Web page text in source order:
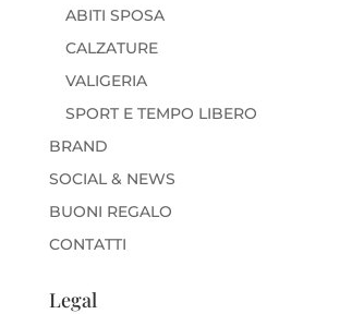
ABITI SPOSA
CALZATURE
VALIGERIA
SPORT E TEMPO LIBERO
BRAND
SOCIAL & NEWS
BUONI REGALO
CONTATTI
Legal